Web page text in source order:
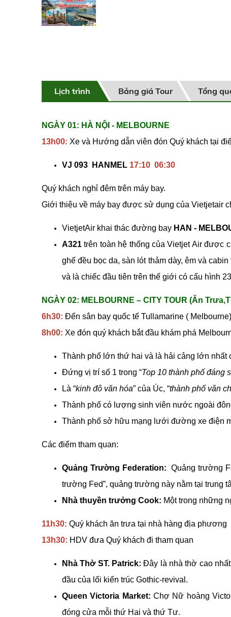
Lịch trình Bảng giá Tour Tổng
NGÀY 01: HÀ NỘI - MELBOURNE
13h00: Xe và Hướng dẫn viên đón Quý khách tại
VJ 093 HANMEL 17:10 06:30
Quý khách nghỉ đêm trên máy bay.
Giới thiệu về máy bay được sử dụng của Vietjetair
VietjetAir khai thác đường bay HAN -
A321trên toàn hệ thống của Vietjet Air được
ghế đều bọc da, sàn lót thảm dày, êm và
và là chiếc đầu tiên trên thế giới có cấu hình
NGÀY 02: MELBOURNE – CITY TOUR (Ăn
6h30: Đến sân bay quốc tế Tullamarine (
8h00: Xe đón quý khách bắt đầu khám phá
Thành phố lớn thứ hai và là hải cảng lớn nhất
Đứng vị trí số 1 trong “Top 10 thành phố đáng
Là “kinh đô văn hóa” của Úc, “thành phố văn
Thành phố có lượng sinh viên nước ngoài
Thành phố sở hữu mạng lưới đường xe điện
Các điểm tham quan:
Quảng Trường Federation: Quảng trường
trường Fed”, quảng trường này nằm tại trung
Nhà thuyền trưởng Cook: Một trong những
11h30: Quý khách ăn trưa tại nhà hàng địa phương
13h30: HDV đưa Quý khách đi tham quan
Nhà Thờ ST. Patrick: Đây là nhà thờ cao
đầu của lối kiến trúc Gothic-revival.
Queen Victoria Market: Chợ Nữ hoàng
đóng cửa mỗi thứ Hai và thứ Tư.